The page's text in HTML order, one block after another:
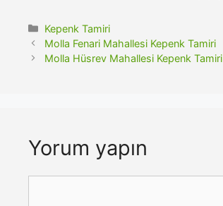
Kategoriler
Kepenk Tamiri
Molla Fenari Mahallesi Kepenk Tamiri
Molla Hüsrev Mahallesi Kepenk Tamiri
Yorum yapın